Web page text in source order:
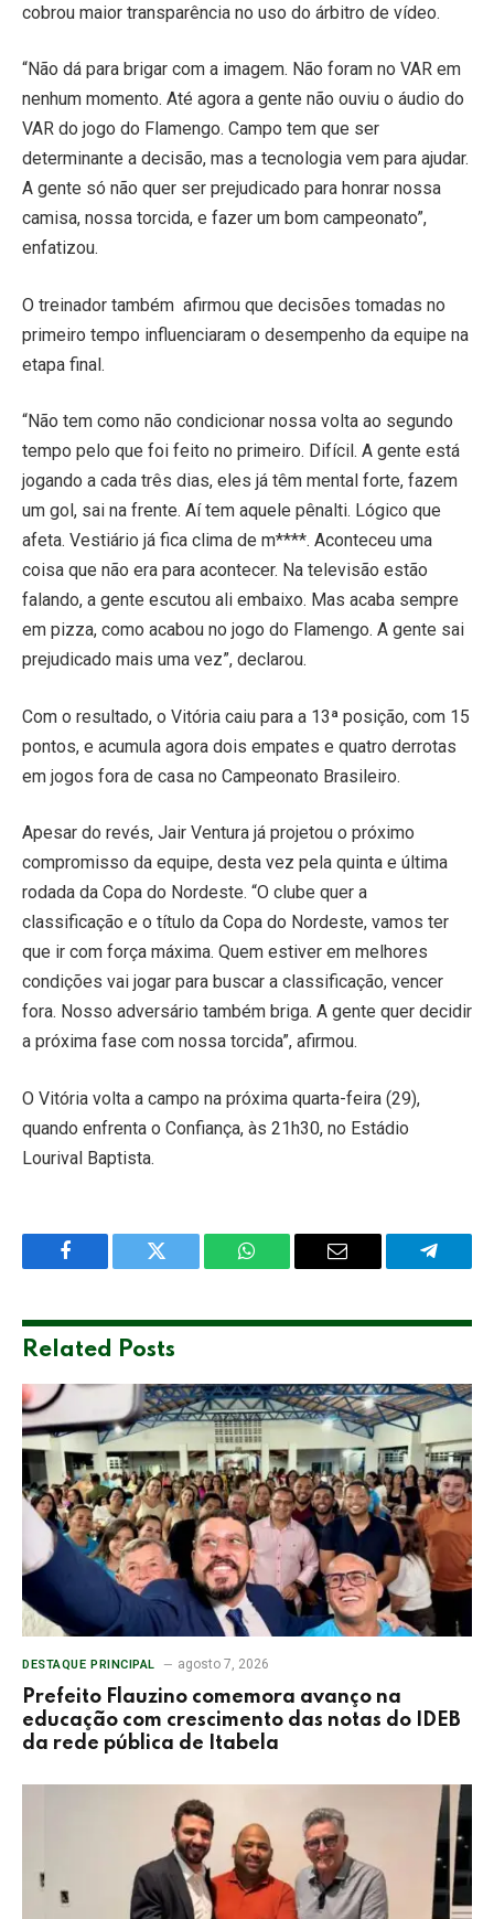
cobrou maior transparência no uso do árbitro de vídeo.
“Não dá para brigar com a imagem. Não foram no VAR em
nenhum momento. Até agora a gente não ouviu o áudio do
VAR do jogo do Flamengo. Campo tem que ser
determinante a decisão, mas a tecnologia vem para ajudar.
A gente só não quer ser prejudicado para honrar nossa
camisa, nossa torcida, e fazer um bom campeonato”,
enfatizou.
O treinador também afirmou que decisões tomadas no
primeiro tempo influenciaram o desempenho da equipe na
etapa final.
“Não tem como não condicionar nossa volta ao segundo
tempo pelo que foi feito no primeiro. Difícil. A gente está
jogando a cada três dias, eles já têm mental forte, fazem
um gol, sai na frente. Aí tem aquele pênalti. Lógico que
afeta. Vestiário já fica clima de m****. Aconteceu uma
coisa que não era para acontecer. Na televisão estão
falando, a gente escutou ali embaixo. Mas acaba sempre
em pizza, como acabou no jogo do Flamengo. A gente sai
prejudicado mais uma vez”, declarou.
Com o resultado, o Vitória caiu para a 13ª posição, com 15
pontos, e acumula agora dois empates e quatro derrotas
em jogos fora de casa no Campeonato Brasileiro.
Apesar do revés, Jair Ventura já projetou o próximo
compromisso da equipe, desta vez pela quinta e última
rodada da Copa do Nordeste. “O clube quer a
classificação e o título da Copa do Nordeste, vamos ter
que ir com força máxima. Quem estiver em melhores
condições vai jogar para buscar a classificação, vencer
fora. Nosso adversário também briga. A gente quer decidir
a próxima fase com nossa torcida”, afirmou.
O Vitória volta a campo na próxima quarta-feira (29),
quando enfrenta o Confiança, às 21h30, no Estádio
Lourival Baptista.
Facebook Twitter WhatsApp Email
Related Posts
DESTAQUE PRINCIPAL agosto 7, 2026
Prefeito Flauzino comemora avanço na
educação com crescimento das notas do IDEB
da rede pública de Itabela